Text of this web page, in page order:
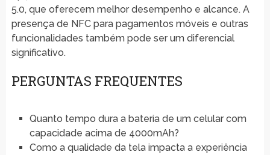
5.0, que oferecem melhor desempenho e alcance. A
presença de NFC para pagamentos móveis e outras
funcionalidades também pode ser um diferencial
significativo.
PERGUNTAS FREQUENTES
Quanto tempo dura a bateria de um celular com
capacidade acima de 4000mAh?
Como a qualidade da tela impacta a experiência